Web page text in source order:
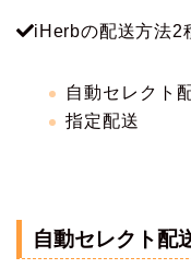
iHerbの配送方法2
自動セレクト
指定配送
自動セレクト配